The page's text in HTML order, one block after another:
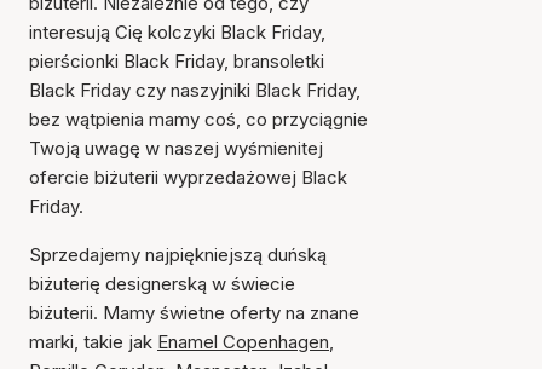
interesują Cię kolczyki Black Friday,
pierścionki Black Friday, bransoletki
Black Friday czy naszyjniki Black Friday,
bez wątpienia mamy coś, co przyciągnie
Twoją uwagę w naszej wyśmienitej
ofercie biżuterii wyprzedażowej Black
Friday.
Sprzedajemy najpiękniejszą duńską
biżuterię designerską w świecie
biżuterii. Mamy świetne oferty na znane
marki, takie jak Enamel Copenhagen,